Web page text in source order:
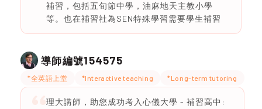
補習，包括五旬節中學，油麻地天主教小學
等。也在補習社為SEN特殊學習需要學生補習
導師編號154575
*全英語上堂 *Interactive teaching *Long-term tutoring
理大講師，助您成功考入心儀大學 - 補習高中: